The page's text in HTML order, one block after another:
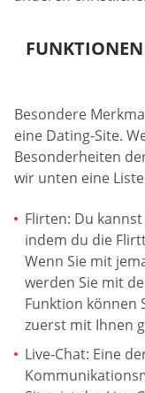
FUNKTIONEN
Besondere
eine Dating-Site.
Besonderheiten
wir unten eine
Flirten: Du
indem du die
Wenn Sie mit
werden Sie mit
Funktion können
zuerst mit Ihnen
Live-Chat: Eine